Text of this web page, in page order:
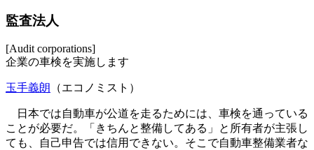
監査法人
[Audit corporations]
企業の車検を実施します
玉手義朗 （エコノミスト）
日本では自動車が公道を走るためには、車検を通っている
ことが必要だ。「きちんと整備してある」と所有者が主張し
ても、自己申告では信用できない。そこで自動車整備業者な